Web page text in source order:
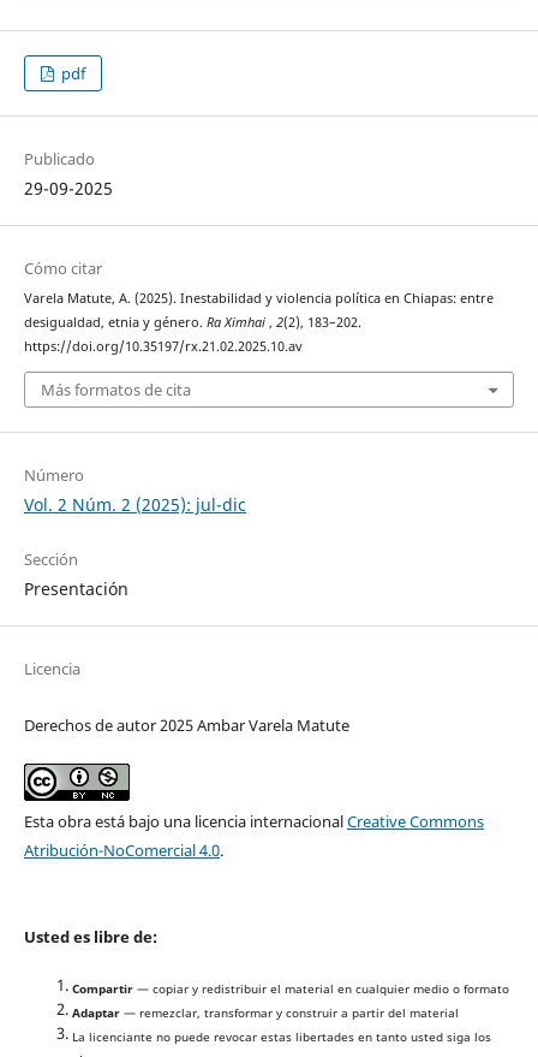
pdf
Publicado
29-09-2025
Cómo citar
Varela Matute, A. (2025). Inestabilidad y violencia política en Chiapas: entre
desigualdad, etnia y género. Ra Ximhai , 2(2), 183–202.
https://doi.org/10.35197/rx.21.02.2025.10.av
Más formatos de cita
Número
Vol. 2 Núm. 2 (2025): jul-dic
Sección
Presentación
Licencia
Derechos de autor 2025 Ambar Varela Matute
Esta obra está bajo una licencia internacionalCreative Commons
Atribución-NoComercial 4.0.
Usted es libre de:
Compartir — copiar y redistribuir el material en cualquier medio o formato
Adaptar — remezclar, transformar y construir a partir del material
La licenciante no puede revocar estas libertades en tanto usted siga los